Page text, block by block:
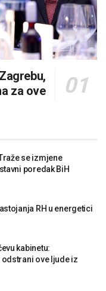
za ove
se izmjene
poredak BiH
RH u energetici
kabinetu:
ove ljude iz